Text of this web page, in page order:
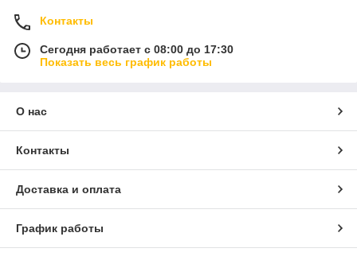
Контакты
Сегодня работает с 08:00 до 17:30
Показать весь график работы
О нас
Контакты
Доставка и оплата
График работы